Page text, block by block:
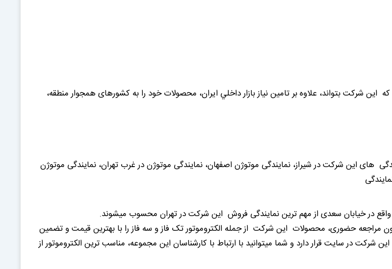
بتواند، علاوه بر تامين نياز بازار داخلي ايران، محصولات خود را به کشورهای همجوار منطقه،
های این شرکت در شیراز، نمایندگی موتوژن اصفهان، نمایندگی موتوژن در غرب تهران، نمایندگی موتوژن
در خیابان سعدی از مهم ترین نمایندگی فروش این شرکت در تهران محسوب میشوند.
مراجعه حضوری، محصولات این شرکت از جمله الکتروموتور تک فاز و سه فاز را با بهترین قیمت و تضمین
در سایت قرار دارد و شما میتوانید با ارتباط با کارشناسان این مجموعه، مناسب ترین الکتروموتور از